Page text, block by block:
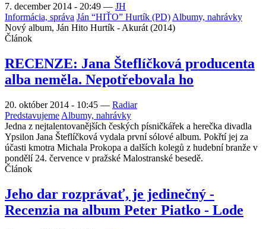
7. december 2014 - 20:49 — JH
Informácia, správa Ján “HIŤO” Hurtík (PD) Albumy, nahrávky
Nový album, Ján Hito Hurtík - Akurát (2014)
Článok
RECENZE: Jana Šteflíčková producenta
alba neměla. Nepotřebovala ho
20. október 2014 - 10:45 — Radiar
Predstavujeme Albumy, nahrávky
Jedna z nejtalentovanějších českých písničkářek a herečka divadla
Ypsilon Jana Šteflíčková vydala první sólové album. Pokřtí jej za
účasti kmotra Michala Prokopa a dalších kolegů z hudební branže v
pondělí 24. července v pražské Malostranské besedě.
Článok
Jeho dar rozprávať, je jedinečný -
Recenzia na album Peter Piatko - Lode